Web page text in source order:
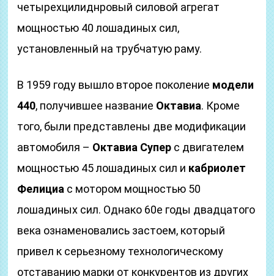
четырехцилиднровый силовой агрегат
мощностью 40 лошадиных сил,
установленный на трубчатую раму.
В 1959 году вышло второе поколение модели
440, получившее название Октавиа. Кроме
того, были представлены две модификации
автомобиля – Октавиа Супер с двигателем
мощностью 45 лошадиных сил и кабриолет
Фелициа с мотором мощностью 50
лошадиных сил. Однако 60е годы двадцатого
века ознаменовались застоем, который
привел к серьезному технологическому
отставанию марки от конкурентов из других